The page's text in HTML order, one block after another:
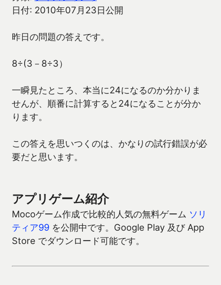
日付: 2010年07月23日公開
昨日の問題の答えです。
8÷(3－8÷3）
一瞬見たところ、本当に24になるのか分かりま
せんが、順番に計算すると24になることが分か
ります。
この答えを思いつくのは、かなりの試行錯誤が必
要だと思います。
アプリゲーム紹介
Mocoゲーム作成で比較的人気の無料ゲーム ソリ
ティア99 を公開中です。Google Play 及び App
Store でダウンロード可能です。